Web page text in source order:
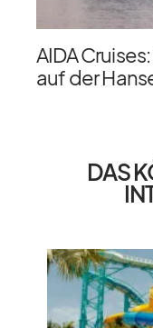
AIDA
auf der
DAS